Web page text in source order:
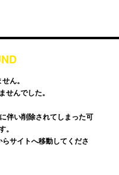
ん。
せんでした。
伴い削除されてしまった可
。
サイトへ移動してくださ